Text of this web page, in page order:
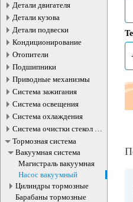
Детали двигателя
Детали кузова
Детали подвески
Кондиционирование
Отопители
Подшипники
Приводные механизмы
Система зажигания
Система освещения
Система охлаждения
Система очистки стекол и
фар
Тормозная система
Вакуумная система
Магистраль вакуумная
Насос вакуумный
Цилиндры тормозные
Барабаны тормозные